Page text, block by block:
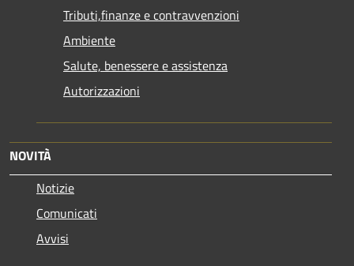
Tributi,finanze e contravvenzioni
Ambiente
Salute, benessere e assistenza
Autorizzazioni
NOVITÀ
Notizie
Comunicati
Avvisi